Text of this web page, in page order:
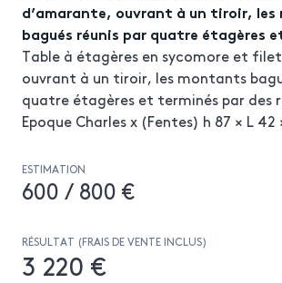
d’amarante, ouvrant à un tiroir,
bagués réunis par quatre étagères
Table à étagères en sycomore et
ouvrant à un tiroir, les montants
quatre étagères et terminés par des
Epoque Charles x (Fentes) h 87 × L 42
ESTIMATION
600 / 800 €
RÉSULTAT (FRAIS DE VENTE INCLUS)
3 220 €